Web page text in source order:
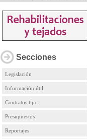
Secciones
Legislación
Información útil
Contratos tipo
Presupuestos
Reportajes